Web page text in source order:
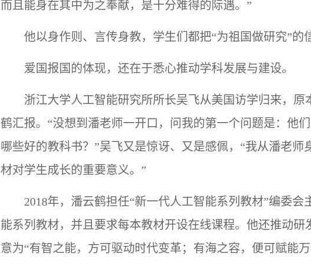
而且能身在其中为之奉献，是十分难得的际遇。”
他以身作则、言传身教，学生们都把“为祖国做研究”的
爱国报国的体现，还在于悉心推动学科发展与建设。
浙江大学人工智能研究所所长吴飞从美国访学归来，
鹤汇报。 “没想到潘老师一开口，问我的第一个问题是：他
哪些好的教科书？”吴飞又是惊讶、又是感佩，“我从潘老
材对学生成长的重要意义。”
2018年，潘云鹤担任“新一代人工智能系列教材”编委
能系列教材，并且要求每本教材开设在线课程。他还推动研
意为“有智之能，方可驱动时代变革；有海之容，便可赋能